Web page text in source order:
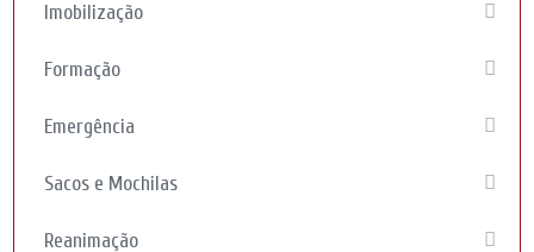
Imobilização
Formação
Emergência
Sacos e Mochilas
Reanimação